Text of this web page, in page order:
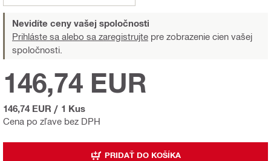
Nevidíte ceny vašej spoločnosti
Prihláste sa alebo sa zaregistrujte pre zobrazenie cien vašej
spoločnosti.
Cena po zľave bez DPH
146,74 EUR
146,74 EUR / 1 Kus
PRIDAŤ DO KOŠÍKA